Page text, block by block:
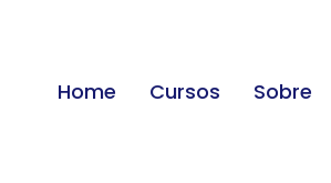
Home Cursos Sobre